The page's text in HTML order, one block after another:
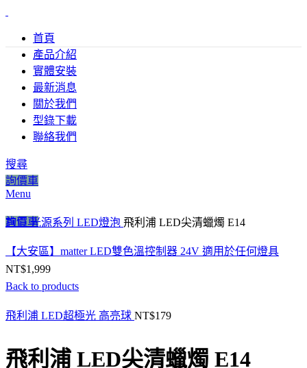
首頁
產品介紹
實體安裝
最新消息
關於我們
型錄下載
聯絡我們
搜尋
詢價車
Menu
詢價車
Click to enlarge
首頁光源系列 LED燈泡 飛利浦 LED尖清蠟燭 E14
【大安區】matter LED雙色溫控制器 24V 適用於任何燈具
NT$1,999
Back to products
飛利浦 LED超極光 高亮球 NT$179
飛利浦 LED尖清蠟燭 E14